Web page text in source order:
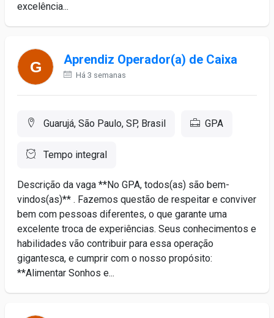
excelência...
Aprendiz Operador(a) de Caixa
Há 3 semanas
Guarujá, São Paulo, SP, Brasil GPA
Tempo integral
Descrição da vaga **No GPA, todos(as) são bem-
vindos(as)** . Fazemos questão de respeitar e conviver
bem com pessoas diferentes, o que garante uma
excelente troca de experiências. Seus conhecimentos e
habilidades vão contribuir para essa operação
gigantesca, e cumprir com o nosso propósito:
**Alimentar Sonhos e...